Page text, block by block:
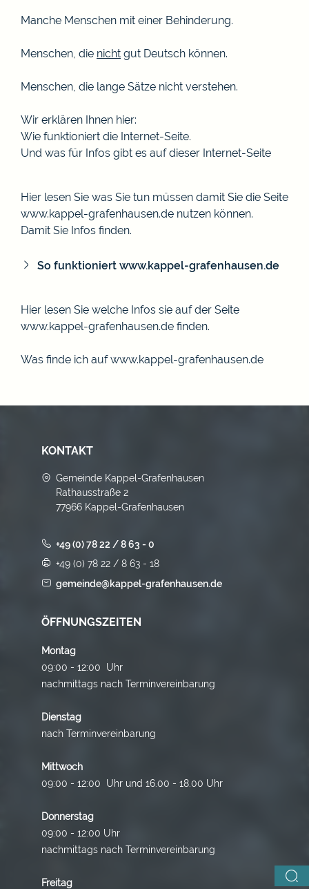
Manche Menschen mit einer Behinderung.
Menschen, die nicht gut Deutsch können.
Menschen, die lange Sätze nicht verstehen.
Wir erklären Ihnen hier:
Wie funktioniert die Internet-Seite.
Und was für Infos gibt es auf dieser Internet-Seite
Hier lesen Sie was Sie tun müssen damit Sie die Seite
www.kappel-grafenhausen.de nutzen können.
Damit Sie Infos finden.
So funktioniert www.kappel-grafenhausen.de
Hier lesen Sie welche Infos sie auf der Seite
www.kappel-grafenhausen.de finden.
Was finde ich auf www.kappel-grafenhausen.de
KONTAKT
Gemeinde Kappel-Grafenhausen
Rathausstraße 2
77966 Kappel-Grafenhausen
+49 (0) 78 22 / 8 63 - 0
+49 (0) 78 22 / 8 63 - 18
gemeinde@kappel-grafenhausen.de
ÖFFNUNGSZEITEN
Montag
09:00 - 12:00 Uhr
nachmittags nach Terminvereinbarung
Dienstag
nach Terminvereinbarung
Mittwoch
09:00 - 12:00 Uhr und 16.00 - 18.00 Uhr
Donnerstag
09:00 - 12:00 Uhr
nachmittags nach Terminvereinbarung
Freitag